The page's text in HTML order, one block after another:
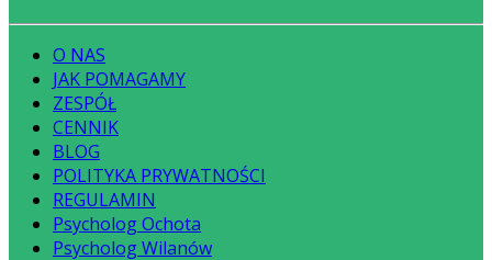
O NAS
JAK POMAGAMY
ZESPÓŁ
CENNIK
BLOG
POLITYKA PRYWATNOŚCI
REGULAMIN
Psycholog Ochota
Psycholog Wilanów